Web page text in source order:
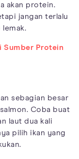
akan protein.
jangan terlalu
lemak.
Sumber Protein
sebagian besar
Coba buat
laut dua kali
pilih ikan yang